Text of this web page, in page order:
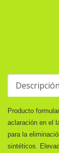
Descripción
Producto
aclaración en el
para la
sintéticos.